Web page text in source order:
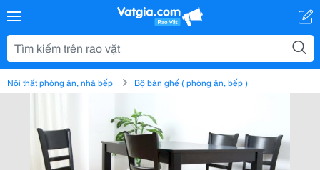
Nội thất phòng ăn, nhà bếp Bộ bàn ghế ( phòng ăn, bếp )